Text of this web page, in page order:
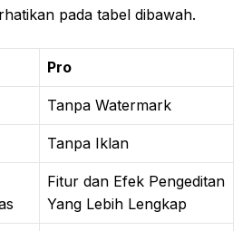
pada tabel dibawah.
Pro
Tanpa Watermark
Tanpa Iklan
Fitur dan Efek Pengeditan
Yang Lebih Lengkap